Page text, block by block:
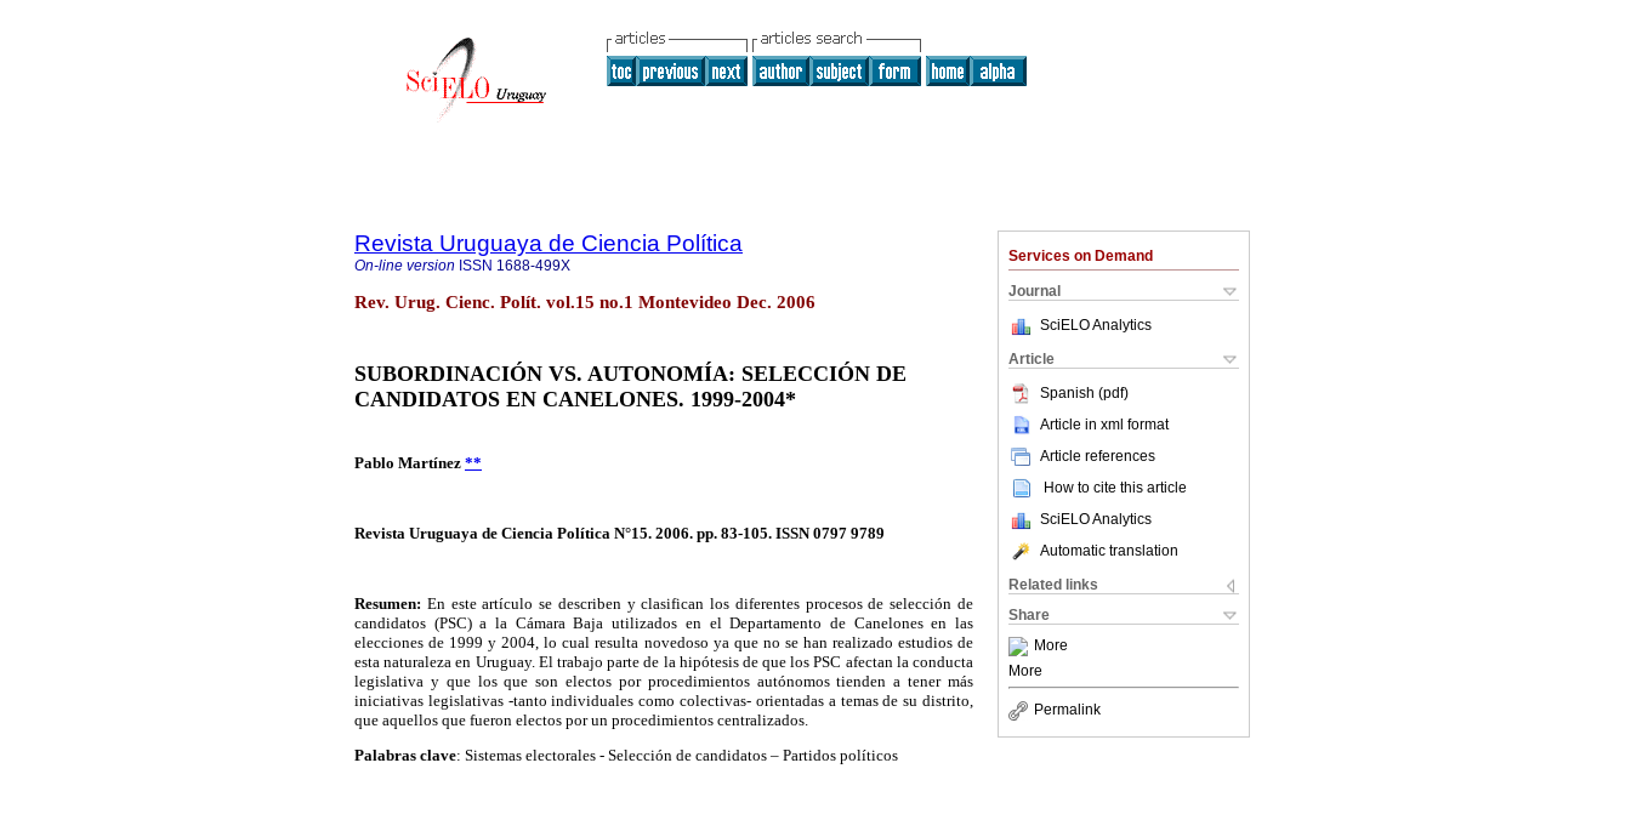
Services on Demand
Journal
SciELO Analytics
Article
Spanish (pdf)
Article in xml format
Article references
How to cite this article
SciELO Analytics
Automatic translation
Related links
Share
More
More
Permalink
Revista Uruguaya de Ciencia Política
On-line version ISSN 1688-499X
Rev. Urug. Cienc. Polít. vol.15 no.1 Montevideo Dec. 2006
SUBORDINACIÓN VS. AUTONOMÍA: SELECCIÓN DE
CANDIDATOS EN CANELONES. 1999-2004*
Pablo Martínez **
Revista Uruguaya de Ciencia Política N°15. 2006. pp. 83-105. ISSN 0797 9789
Resumen: En este artículo se describen y clasifican los diferentes procesos de selección de
candidatos (PSC) a la Cámara Baja utilizados en el Departamento de Canelones en las
elecciones de 1999 y 2004, lo cual resulta novedoso ya que no se han realizado estudios de
esta naturaleza en Uruguay. El trabajo parte de la hipótesis de que los PSC afectan la conducta
legislativa y que los que son electos por procedimientos autónomos tienden a tener más
iniciativas legislativas -tanto individuales como colectivas- orientadas a temas de su distrito,
que aquellos que fueron electos por un procedimientos centralizados.
Palabras clave: Sistemas electorales - Selección de candidatos – Partidos políticos